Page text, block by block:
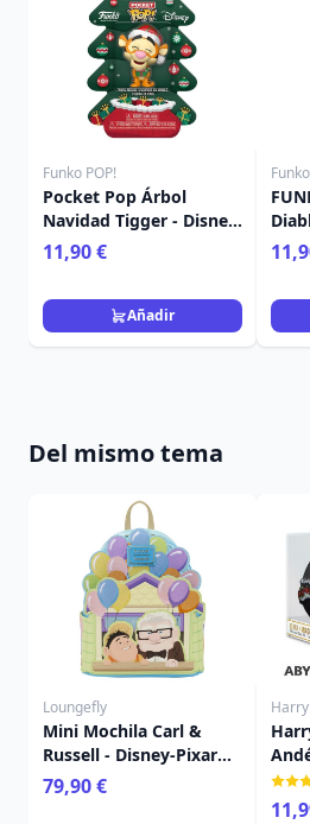
Funko POP!
Pocket Pop Árbol
Navidad Tigger - Disney
Winnie The Pooh
11,90 €
Añadir
Del mismo tema
Loungefly
Mini Mochila Carl &
Russell - Disney-Pixar
Loungefly Up
79,90 €